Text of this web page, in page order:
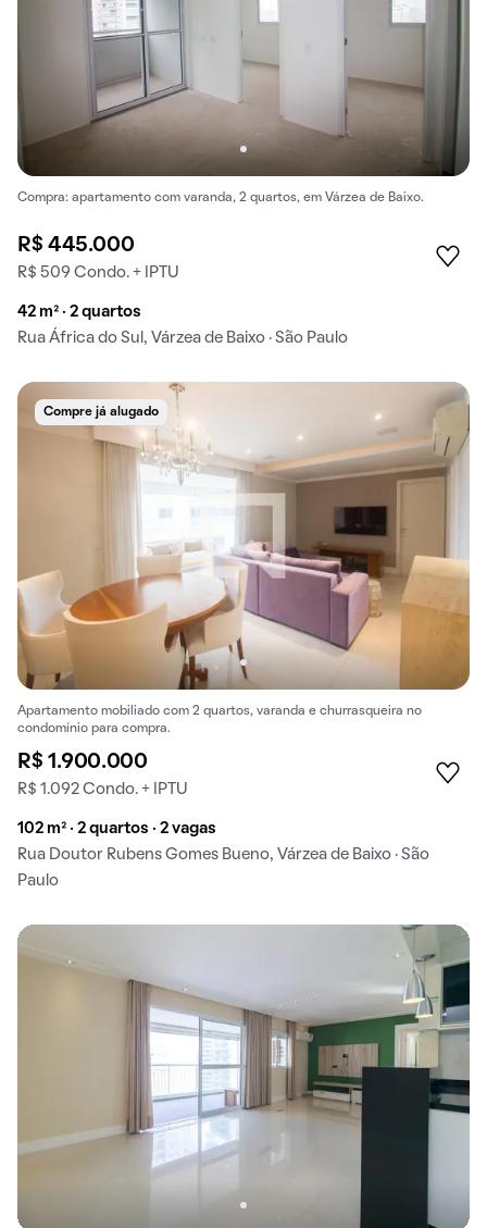
Compra: apartamento com varanda, 2 quartos, em Várzea de Baixo.
R$ 445.000
R$ 509 Condo. + IPTU
42 m² · 2 quartos
Rua África do Sul, Várzea de Baixo · São Paulo
Compre já alugado
Apartamento mobiliado com 2 quartos, varanda e churrasqueira no
condomínio para compra.
R$ 1.900.000
R$ 1.092 Condo. + IPTU
102 m² · 2 quartos · 2 vagas
Rua Doutor Rubens Gomes Bueno, Várzea de Baixo · São
Paulo